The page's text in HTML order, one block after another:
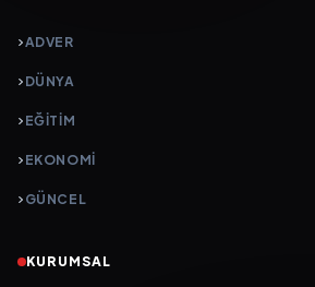
ADVER
DÜNYA
EĞİTİM
EKONOMİ
GÜNCEL
KURUMSAL